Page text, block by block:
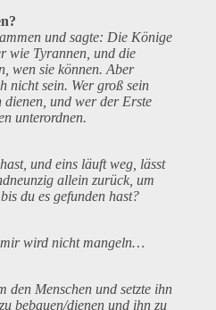
und sagte: Die Könige
wie Tyrannen, und die
wen sie können. Aber
nicht sein. Wer groß sein
und wer der Erste
unterordnen.
und eins läuft weg, lässt
allein zurück, um
du es gefunden hast?
wird nicht mangeln…
den Menschen und setzte ihn
bebauen/dienen und ihn zu